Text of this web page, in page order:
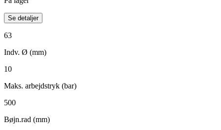
Se detaljer
63
Indv. Ø (mm)
10
Maks. arbejdstryk (bar)
500
Bøjn.rad (mm)